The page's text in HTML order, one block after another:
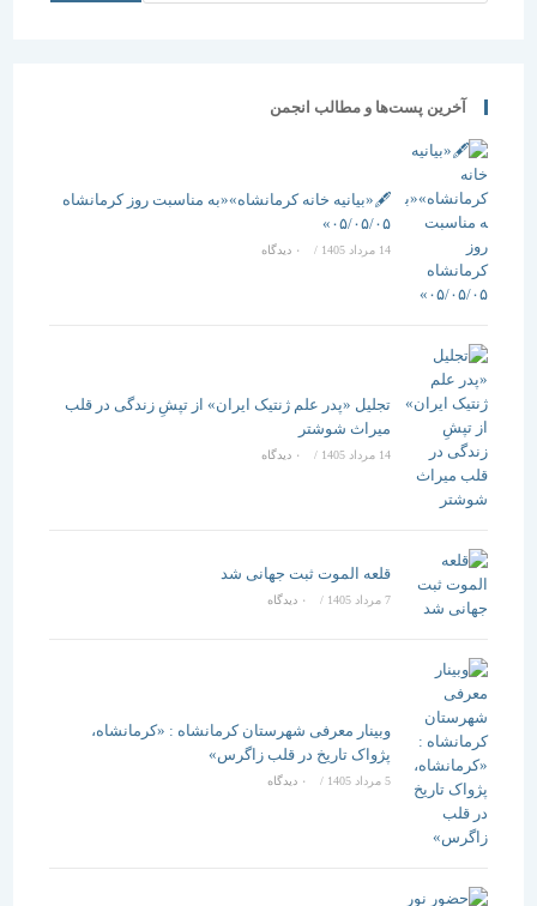
آخرین پست‌ها و مطالب انجمن
🖋️«بیانیه خانه کرمانشاه»«به مناسبت روز کرمانشاه
۰۵/۰۵/۰۵»
/ ۰ دیدگاه
تجلیل «پدر علم ژنتیک ایران» از تپشِ زندگی در قلب
میراث شوشتر
/ ۰ دیدگاه
قلعه الموت ثبت جهانی شد
/ ۰ دیدگاه
وبینار معرفی شهرستان کرمانشاه : «کرمانشاه،
پژواک تاریخ در قلب زاگرس»
/ ۰ دیدگاه